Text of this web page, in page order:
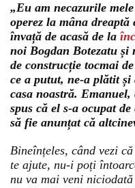
„Eu am necazurile
operez la mâna
învață de acasă de la
noi Bogdan Botezatu și
de construcție tocmai
ce a putut, ne-a plătit
casa noastră.
spus că el s-a ocupat
să fie anunțat că
Bineînțeles, când vezi
te ajute, nu-i poți
nu va mai veni